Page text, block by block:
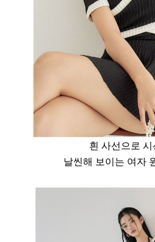
흰 사선으로
날씬해 보이는 여자